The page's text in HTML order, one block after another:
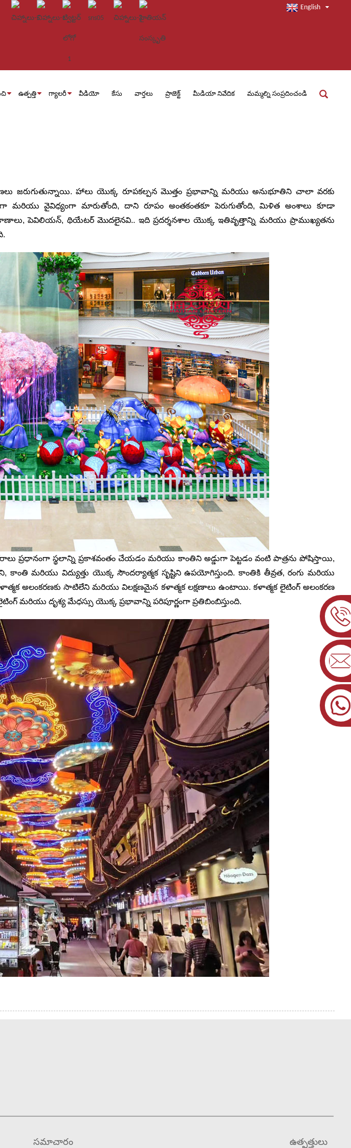
English
ఉత్పత్తి గ్యాలరీ వీడియో కేసు వార్తలు ప్రాజెక్ట్ మీడియా నివేదిక మమ్మల్ని సంప్రదించండి
జరుగుతున్నాయి. హాలు యొక్క రూపకల్పన మొత్తం ప్రభావాన్ని మరియు అనుభూతిని చాలా వరకు
మరియు వైవిధ్యంగా మారుతోంది, దాని రూపం అంతకంతకూ పెరుగుతోంది, మిళిత అంశాలు కూడా
పెవిలియన్, థియేటర్ మొదలైనవి.. ఇది ప్రదర్శనశాల యొక్క ఇతివృత్తాన్ని మరియు ప్రాముఖ్యతను
ప్రధానంగా స్థలాన్ని ప్రకాశవంతం చేయడం మరియు కాంతిని అడ్డుగా పెట్టడం వంటి పాత్రను పోషిస్తాయి,
మరియు విద్యుత్తు యొక్క సౌందర్యాత్మక సృష్టిని ఉపయోగిస్తుంది. కాంతికి తీవ్రత, రంగు మరియు
అలంకరణకు సాటిలేని మరియు విలక్షణమైన కళాత్మక లక్షణాలు ఉంటాయి. కళాత్మక లైటింగ్ అలంకరణ
మరియు దృశ్య మేధస్సు యొక్క ప్రభావాన్ని పరిపూర్ణంగా ప్రతిబింబిస్తుంది.
సమాచారం ఉత్పత్తులు